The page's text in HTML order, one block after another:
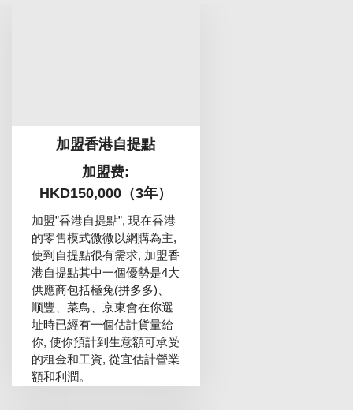
加盟香港自提點
加盟费:
HKD150,000（3年）
加盟”香港自提點”, 現在香港
的零售模式微微以網購為主,
使到自提點很有需求, 加盟香
港自提點其中一個優勢是4大
供應商包括極兔(拼多多)、
顺豐、菜鳥、京東會在你選
址時已經有一個估計貨量給
你, 使你預計到生意額可承受
的租金和工資, 從宜估計營業
額和利潤。